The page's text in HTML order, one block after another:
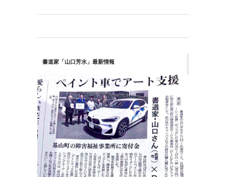
書道家「山口芳水」最新情報